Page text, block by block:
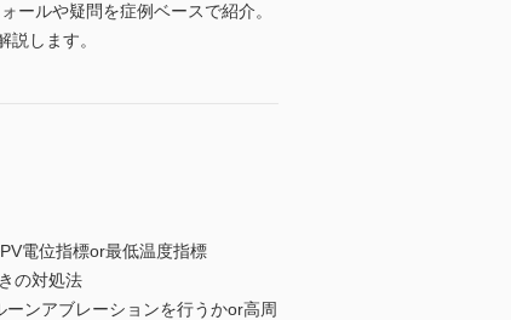
ールや疑問を症例ベースで紹介。
します。
電位指標or最低温度指標
の対処法
ンアブレーションを行うかor高周